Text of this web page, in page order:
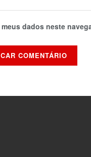
dados neste